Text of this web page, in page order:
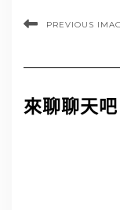
PREVIOUS
來聊聊天吧